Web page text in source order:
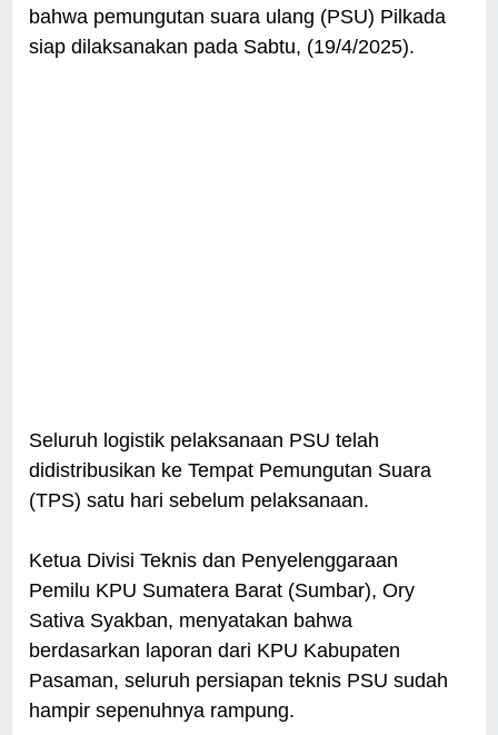
bahwa pemungutan suara ulang (PSU) Pilkada
siap dilaksanakan pada Sabtu, (19/4/2025).
Seluruh logistik pelaksanaan PSU telah
didistribusikan ke Tempat Pemungutan Suara
(TPS) satu hari sebelum pelaksanaan.
Ketua Divisi Teknis dan Penyelenggaraan
Pemilu KPU Sumatera Barat (Sumbar), Ory
Sativa Syakban, menyatakan bahwa
berdasarkan laporan dari KPU Kabupaten
Pasaman, seluruh persiapan teknis PSU sudah
hampir sepenuhnya rampung.